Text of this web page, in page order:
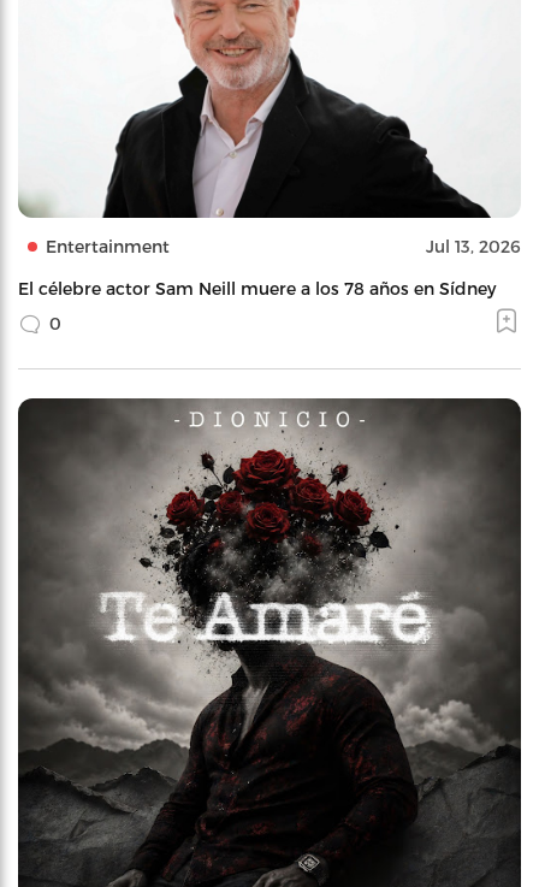
Entertainment Jul 13, 2026
El célebre actor Sam Neill muere a los 78 años en Sídney
0